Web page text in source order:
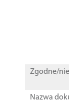
Zgodne/
Nazwa